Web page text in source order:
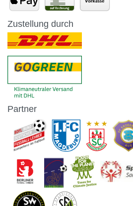
Zustellung durch
Partner